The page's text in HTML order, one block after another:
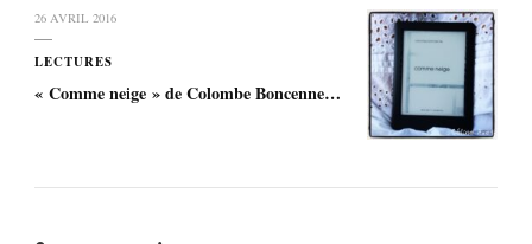
26 AVRIL 2016
LECTURES
« Comme neige » de Colombe Boncenne…